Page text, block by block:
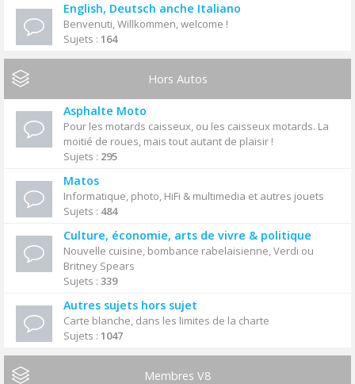
English, Deutsch anche Italiano
Benvenuti, Willkommen, welcome !
Sujets : 164
Hors Autos
Asphalte Moto
Pour les motards caisseux, ou les caisseux motards. La
moitié de roues, mais tout autant de plaisir !
Sujets : 295
Matos
Informatique, photo, HiFi & multimedia et autres jouets
Sujets : 484
Culture, économie, arts de vivre & politique
Nouvelle cuisine, bombance rabelaisienne, Verdi ou
Britney Spears
Sujets : 339
Autres sujets hors sujet
Carte blanche, dans les limites de la charte
Sujets : 1047
Membres V8